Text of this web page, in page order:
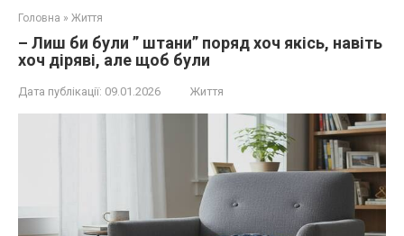
Головна » Життя
– Лиш би були ” штани” поряд хоч якісь, навіть
хоч діряві, але щоб були
Дата публікації: 09.01.2026 Життя